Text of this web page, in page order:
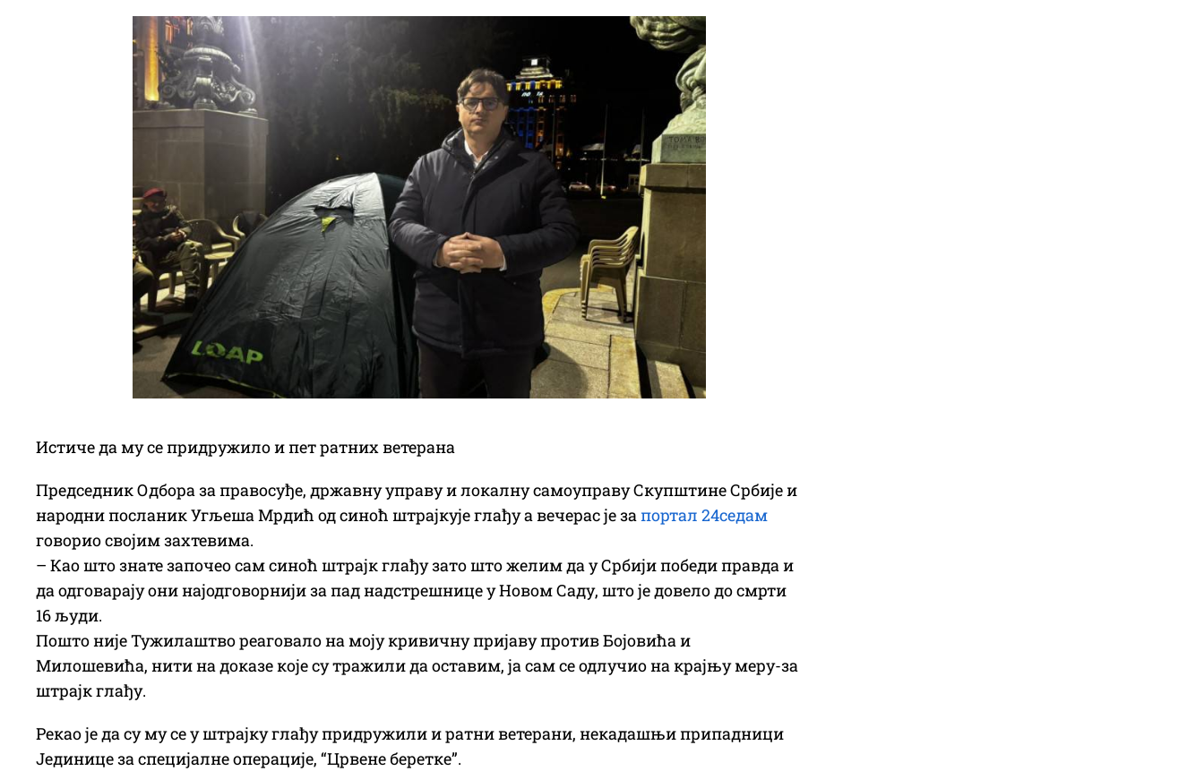
Истиче да му се придружило и пет ратних ветерана
Председник Одбора за правосуђе, државну управу и локалну самоуправу Скупштине Србије и
народни посланик Угљеша Мрдић од синоћ штрајкује глађу а вечерас је за портал 24седам
говорио својим захтевима.
– Као што знате започео сам синоћ штрајк глађу зато што желим да у Србији победи правда и
да одговарају они најодговорнији за пад надстрешнице у Новом Саду, што је довело до смрти
16 људи.
Пошто није Тужилаштво реаговало на моју кривичну пријаву против Бојовића и
Милошевића, нити на доказе које су тражили да оставим, ја сам се одлучио на крајњу меру-за
штрајк глађу.
Рекао је да су му се у штрајку глађу придружили и ратни ветерани, некадашњи припадници
Јединице за специјалне операције, “Црвене беретке”.